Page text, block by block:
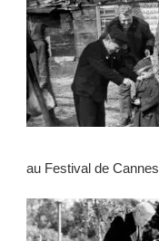
au Festival de Cannes